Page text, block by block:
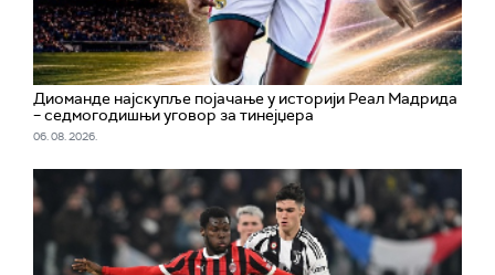
Диоманде најскупље појачање у историји Реал Мадрида
– седмогодишњи уговор за тинејџера
06. 08. 2026.